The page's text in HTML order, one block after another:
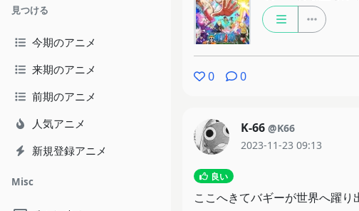
見つける
今期のアニメ
来期のアニメ
前期のアニメ
人気アニメ
新規登録アニメ
Misc
0 0
K-66 @K66
2023-11-23 09:13
良い
ここへきてバギーが世界へ躍